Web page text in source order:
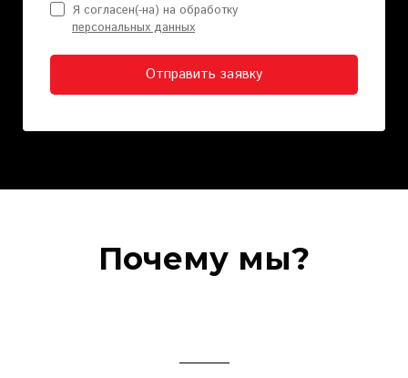
Отправить заявку
Я согласен(-на) на обработку
персональных данных
Почему мы?